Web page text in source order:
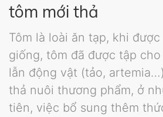
tôm mới thả
Tôm là loài ăn tạp, khi
giống, tôm đã được tập
lẫn động vật (tảo,
thả nuôi thương phẩm, ở
tiên, việc bổ sung thêm